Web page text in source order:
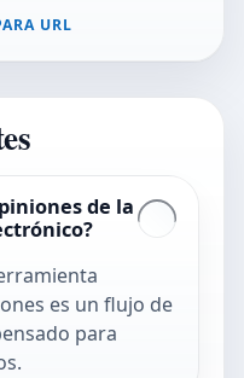
URL
de la
es un flujo de
para